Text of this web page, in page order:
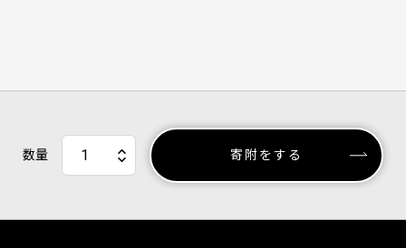
数量 寄附をする